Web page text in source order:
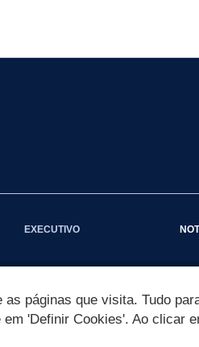
EXECUTIVO
páginas que visita. Tudo
'Definir Cookies'. Ao clicar